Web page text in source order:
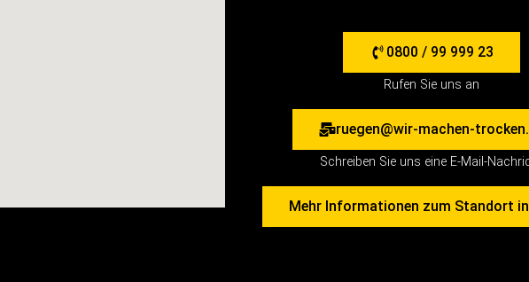
0800 / 99 999 23
Rufen Sie uns an
ruegen@wir-machen-
Schreiben Sie uns eine E-Mail-
Mehr Informationen zum Standort in